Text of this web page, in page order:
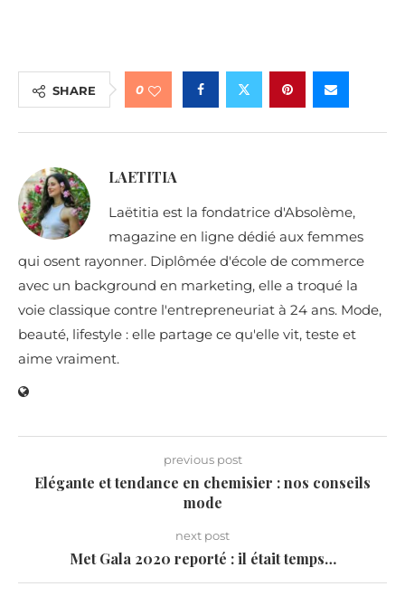
SHARE 0
LAETITIA
Laëtitia est la fondatrice d'Absolème,
magazine en ligne dédié aux femmes
qui osent rayonner. Diplômée d'école de commerce
avec un background en marketing, elle a troqué la
voie classique contre l'entrepreneuriat à 24 ans. Mode,
beauté, lifestyle : elle partage ce qu'elle vit, teste et
aime vraiment.
previous post
Elégante et tendance en chemisier : nos conseils
mode
next post
Met Gala 2020 reporté : il était temps…